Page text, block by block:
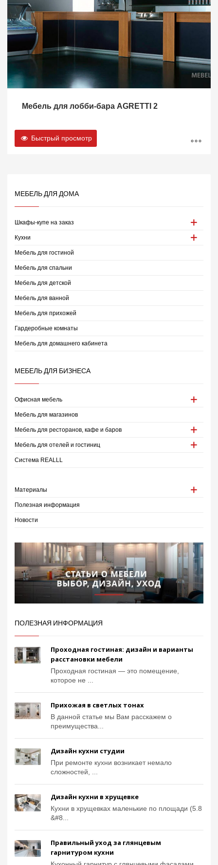
Мебель для лобби-бара AGRETTI 2
Быстрый просмотр
МЕБЕЛЬ ДЛЯ ДОМА
Шкафы-купе на заказ
Кухни
Мебель для гостиной
Мебель для спальни
Мебель для детской
Мебель для ванной
Мебель для прихожей
Гардеробные комнаты
Мебель для домашнего кабинета
МЕБЕЛЬ ДЛЯ БИЗНЕСА
Офисная мебель
Мебель для магазинов
Мебель для ресторанов, кафе и баров
Мебель для отелей и гостиниц
Система REALLL
Материалы
Полезная информация
Новости
ПОЛЕЗНАЯ ИНФОРМАЦИЯ
Проходная гостиная: дизайн и варианты
расстановки мебели
Проходная гостиная — это помещение,
которое не ...
Прихожая в светлых тонах
В данной статье мы Вам расскажем о
преимущества...
Дизайн кухни студии
При ремонте кухни возникает немало
сложностей, ...
Дизайн кухни в хрущевке
Кухни в хрущевках маленькие по площади (5.8
&#8...
Правильный уход за глянцевым
гарнитуром кухни